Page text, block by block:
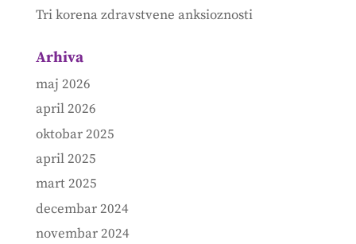
Tri korena zdravstvene anksioznosti
Arhiva
maj 2026
april 2026
oktobar 2025
april 2025
mart 2025
decembar 2024
novembar 2024